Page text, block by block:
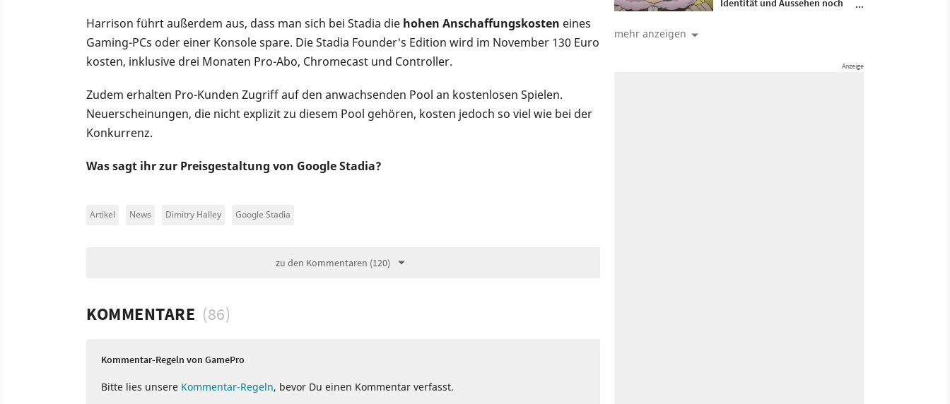
Harrison führt außerdem aus, dass man sich bei Stadia die hohen Anschaffungskosten eines
Gaming-PCs oder einer Konsole spare. Die Stadia Founder's Edition wird im November 130 Euro
kosten, inklusive drei Monaten Pro-Abo, Chromecast und Controller.
Zudem erhalten Pro-Kunden Zugriff auf den anwachsenden Pool an kostenlosen Spielen.
Neuerscheinungen, die nicht explizit zu diesem Pool gehören, kosten jedoch so viel wie bei der
Konkurrenz.
Was sagt ihr zur Preisgestaltung von Google Stadia?
Artikel News Dimitry Halley Google Stadia
zu den Kommentaren (120)
KOMMENTARE (86)
Kommentar-Regeln von GamePro
Bitte lies unsere Kommentar-Regeln, bevor Du einen Kommentar verfasst.
Identität und Aussehen noch
mehr anzeigen